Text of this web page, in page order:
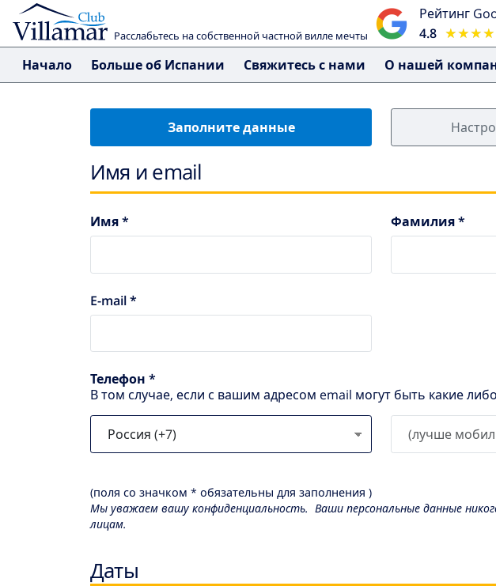
Расслабьтесь на собственной частной вилле мечты
Рейтинг
4.8
Начало Больше об Испании Свяжитесь с нами О нашей
Заполните данные
Имя и email
Имя * Фамилия *
E-mail *
Телефон *
В том случае, если с вашим адресом email могут быть какие
(поля со значком * обязательны для заполнения )
Мы уважаем вашу конфиденциальность. Ваши персональные данные
лицам.
Даты